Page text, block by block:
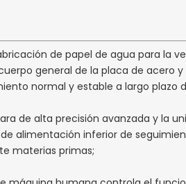
de papel de agua para la
general de la placa de acero
normal y estable a largo plazo
de alta precisión avanzada y la
alimentación inferior de
materias primas;